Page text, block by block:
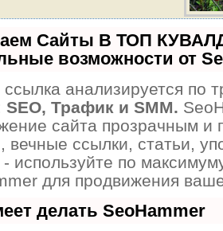
Сайты В ТОП
возможности от
анализируется по
SEO, Трафик и SMM.
сайта прозрачным и
вечные ссылки, статьи,
используйте по
для продвижения
делать SeoHammer